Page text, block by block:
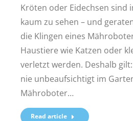
Kröten oder Eidechsen sind
kaum zu sehen – und
die Klingen eines
Haustiere wie Katzen oder
verletzt werden. Deshalb gilt:
nie unbeaufsichtigt im
Mähroboter…
Read article